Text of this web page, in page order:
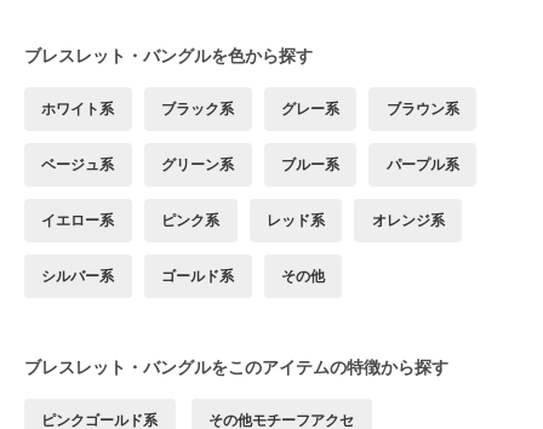
ブレスレット・バングルを色から探す
ホワイト系 ブラック系 グレー系 ブラウン系
ベージュ系 グリーン系 ブルー系 パープル系
イエロー系 ピンク系 レッド系 オレンジ系
シルバー系 ゴールド系 その他
ブレスレット・バングルをこのアイテムの特徴から探す
ピンクゴールド系 その他モチーフアクセ